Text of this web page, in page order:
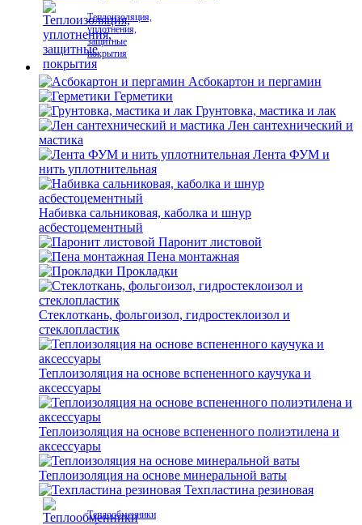
Теплоизоляция,
уплотнения,
защитные
покрытия
Асбокартон и пергамин
Герметики
Грунтовка, мастика и лак
Лен сантехнический и
мастика
Лента ФУМ и
нить уплотнительная
Набивка сальниковая, каболка и шнур
асбестоцементный
Паронит листовой
Пена монтажная
Прокладки
Стеклоткань, фольгоизол, гидростеклоизол и
стеклопластик
Теплоизоляция на основе вспененного каучука и
аксессуары
Теплоизоляция на основе вспененного полиэтилена и
аксессуары
Теплоизоляция на основе минеральной ваты
Техпластина резиновая
Теплообменники